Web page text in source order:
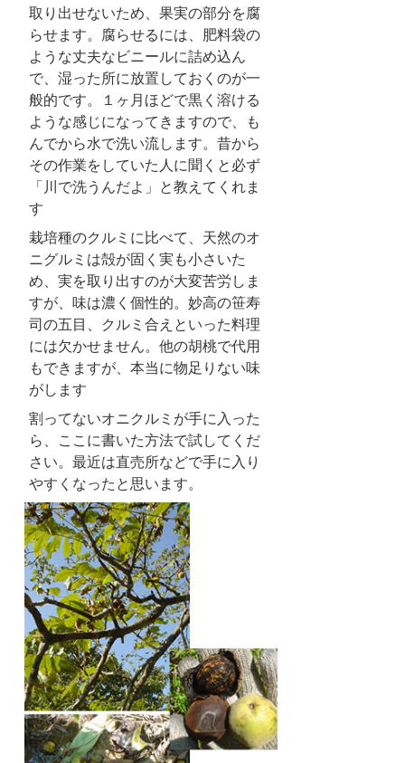
取り出せないため、果実の部分を腐
らせます。腐らせるには、肥料袋の
ような丈夫なビニールに詰め込ん
で、湿った所に放置しておくのが一
般的です。１ヶ月ほどで黒く溶ける
ような感じになってきますので、も
んでから水で洗い流します。昔から
その作業をしていた人に聞くと必ず
「川で洗うんだよ」と教えてくれま
す
栽培種のクルミに比べて、天然のオ
ニグルミは殻が固く実も小さいた
め、実を取り出すのが大変苦労しま
すが、味は濃く個性的。妙高の笹寿
司の五目、クルミ合えといった料理
には欠かせません。他の胡桃で代用
もできますが、本当に物足りない味
がします
割ってないオニクルミが手に入った
ら、ここに書いた方法で試してくだ
さい。最近は直売所などで手に入り
やすくなったと思います。